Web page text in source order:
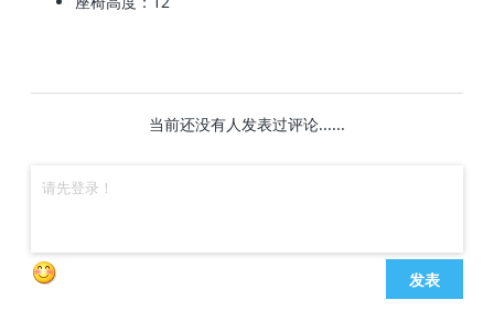
当前还没有人发表过评论......
发表